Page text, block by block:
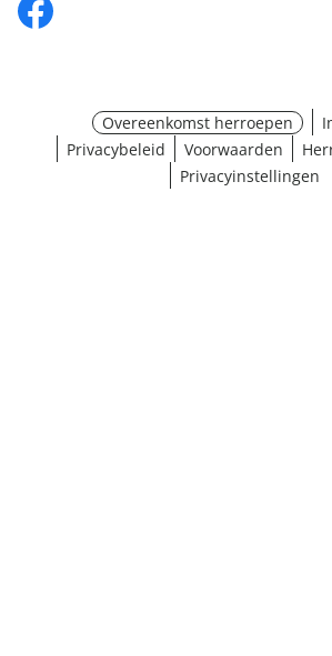
Overeenkomst herroepen
Privacybeleid
Voorwaarden
Privacyinstellingen